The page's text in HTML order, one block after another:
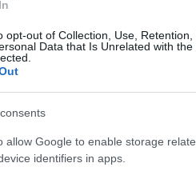
opt-out of Collection, Use,
Data that Is Unrelated with
allow Google to enable storage
identifiers in apps.
del broadband
il settore del broadband!
crescita del 21,1% entro il
Ma questa crescita
costante delle
Hai mai pensato a quanto